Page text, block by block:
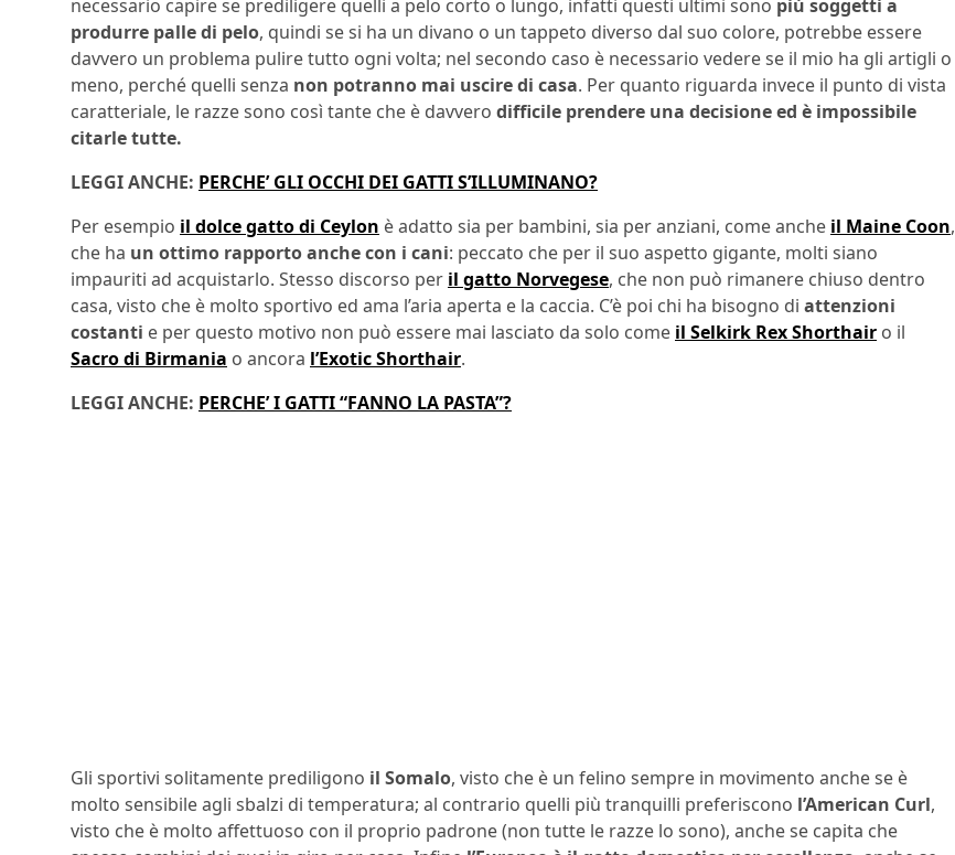
necessario capire se prediligere quelli a pelo corto o lungo, infatti questi ultimi sono più soggetti a
produrre palle di pelo, quindi se si ha un divano o un tappeto diverso dal suo colore, potrebbe essere
davvero un problema pulire tutto ogni volta; nel secondo caso è necessario vedere se il mio ha gli artigli o
meno, perché quelli senza non potranno mai uscire di casa. Per quanto riguarda invece il punto di vista
caratteriale, le razze sono così tante che è davvero difficile prendere una decisione ed è impossibile
citarle tutte.
LEGGI ANCHE: PERCHE’ GLI OCCHI DEI GATTI S’ILLUMINANO?
Per esempio il dolce gatto di Ceylon è adatto sia per bambini, sia per anziani, come anche il Maine Coon,
che ha un ottimo rapporto anche con i cani: peccato che per il suo aspetto gigante, molti siano
impauriti ad acquistarlo. Stesso discorso per il gatto Norvegese, che non può rimanere chiuso dentro
casa, visto che è molto sportivo ed ama l’aria aperta e la caccia. C’è poi chi ha bisogno di attenzioni
costanti e per questo motivo non può essere mai lasciato da solo come il Selkirk Rex Shorthair o il
Sacro di Birmania o ancora l’Exotic Shorthair.
LEGGI ANCHE: PERCHE’ I GATTI “FANNO LA PASTA”?
Gli sportivi solitamente prediligono il Somalo, visto che è un felino sempre in movimento anche se è
molto sensibile agli sbalzi di temperatura; al contrario quelli più tranquilli preferiscono l’American Curl,
visto che è molto affettuoso con il proprio padrone (non tutte le razze lo sono), anche se capita che